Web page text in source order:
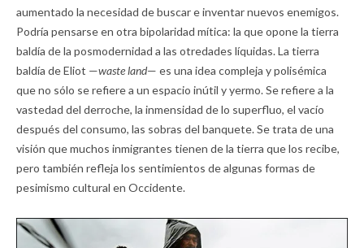
aumentado la necesidad de buscar e inventar nuevos enemigos.
Podría pensarse en otra bipolaridad mítica: la que opone la tierra
baldía de la posmodernidad a las otredades líquidas. La tierra
baldía de Eliot —waste land— es una idea compleja y polisémica
que no sólo se refiere a un espacio inútil y yermo. Se refiere a la
vastedad del derroche, la inmensidad de lo superfluo, el vacío
después del consumo, las sobras del banquete. Se trata de una
visión que muchos inmigrantes tienen de la tierra que los recibe,
pero también refleja los sentimientos de algunas formas de
pesimismo cultural en Occidente.